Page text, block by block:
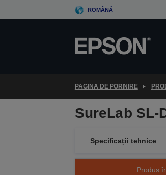
to
ROMÂNĂ
PAGINA DE PORNIRE
SureLab SL-
Specificații tehnice
Produs